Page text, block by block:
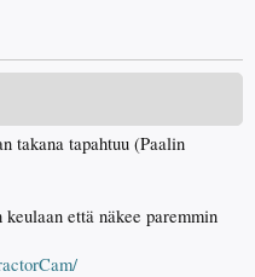
takana tapahtuu (Paalin
että näkee paremmin